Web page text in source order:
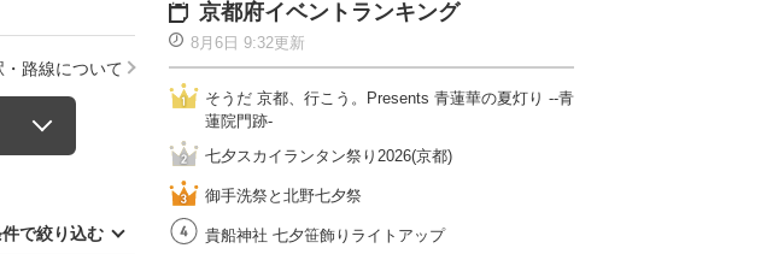
路線について
で絞り込む
京都府イベントランキング
8月6日 9:32更新
そうだ 京都、行こう。Presents 青蓮華の夏灯り --青
蓮院門跡-
七夕スカイランタン祭り2026(京都)
御手洗祭と北野七夕祭
貴船神社 七夕笹飾りライトアップ